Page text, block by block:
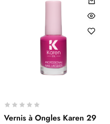
Vernis à Ongles Karen 29